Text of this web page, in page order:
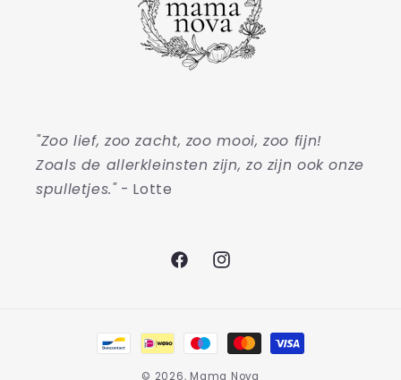
"Zoo lief, zoo zacht, zoo mooi, zoo fijn!
Zoals de allerkleinsten zijn, zo zijn ook onze
spulletjes."- Lotte
FacebookInstagram
Betaalmethoden
© 2026, Mama Nova